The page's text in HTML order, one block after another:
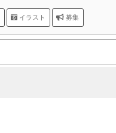
イラスト 募集